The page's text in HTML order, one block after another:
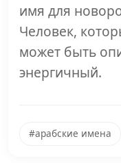
имя для
Человек,
может быть
энергичный.
#арабские имена